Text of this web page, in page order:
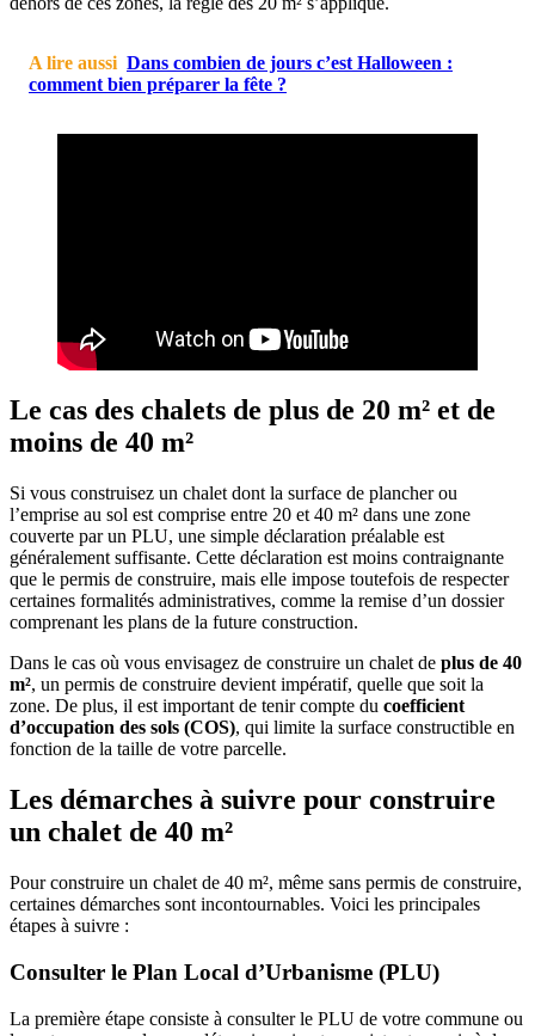
A lire aussi Dans combien de jours c’est Halloween :
comment bien préparer la fête ?
Le cas des chalets de plus de 20 m² et de
moins de 40 m²
Si vous construisez un chalet dont la surface de plancher ou
l’emprise au sol est comprise entre 20 et 40 m² dans une zone
couverte par un PLU, une simple déclaration préalable est
généralement suffisante. Cette déclaration est moins contraignante
que le permis de construire, mais elle impose toutefois de respecter
certaines formalités administratives, comme la remise d’un dossier
comprenant les plans de la future construction.
Dans le cas où vous envisagez de construire un chalet de plus de 40
m², un permis de construire devient impératif, quelle que soit la
zone. De plus, il est important de tenir compte du coefficient
d’occupation des sols (COS), qui limite la surface constructible en
fonction de la taille de votre parcelle.
Les démarches à suivre pour construire
un chalet de 40 m²
Pour construire un chalet de 40 m², même sans permis de construire,
certaines démarches sont incontournables. Voici les principales
étapes à suivre :
Consulter le Plan Local d’Urbanisme (PLU)
La première étape consiste à consulter le PLU de votre commune ou